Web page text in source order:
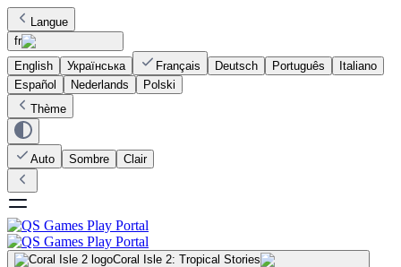
Langue
fr
English
Українська Français Deutsch Português
Italiano
Español
Nederlands
Polski
Thème
Auto Sombre Clair
Coral Isle 2: Tropical Stories